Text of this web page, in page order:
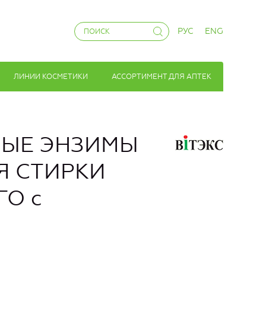
РУС ENG
ЛИНИИ КОСМЕТИКИ АССОРТИМЕНТ ДЛЯ АПТЕК
ЭНЗИМЫ
СТИРКИ
с